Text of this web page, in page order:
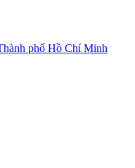
phố Hồ Chí Minh